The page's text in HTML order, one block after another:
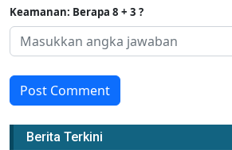
Keamanan: Berapa 8 + 3 ?
Post Comment
Berita Terkini